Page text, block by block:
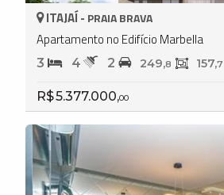
ITAJAÍ - PRAIA BRAVA
Apartamento no Edifício Marbella
3 4 2 249,8 157,7
R$ 5.377.000,00